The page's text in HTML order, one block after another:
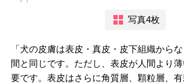
写真4枚
「犬の皮膚は表皮・真皮・皮下組織から
間と同じです。ただし、表皮が人間より
要です。表皮はさらに角質層、顆粒層、有